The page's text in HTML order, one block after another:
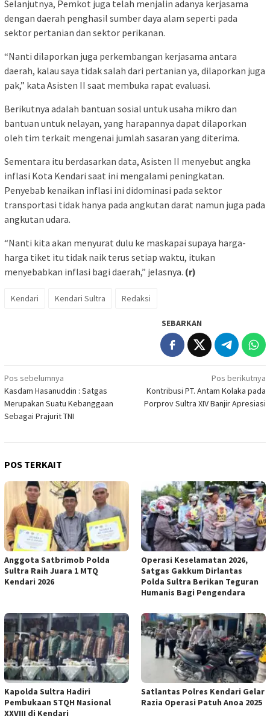
Selanjutnya, Pemkot juga telah menjalin adanya kerjasama
dengan daerah penghasil sumber daya alam seperti pada
sektor pertanian dan sektor perikanan.
“Nanti dilaporkan juga perkembangan kerjasama antara
daerah, kalau saya tidak salah dari pertanian ya, dilaporkan juga
pak,” kata Asisten II saat membuka rapat evaluasi.
Berikutnya adalah bantuan sosial untuk usaha mikro dan
bantuan untuk nelayan, yang harapannya dapat dilaporkan
oleh tim terkait mengenai jumlah sasaran yang diterima.
Sementara itu berdasarkan data, Asisten II menyebut angka
inflasi Kota Kendari saat ini mengalami peningkatan.
Penyebab kenaikan inflasi ini didominasi pada sektor
transportasi tidak hanya pada angkutan darat namun juga pada
angkutan udara.
“Nanti kita akan menyurat dulu ke maskapai supaya harga-
harga tiket itu tidak naik terus setiap waktu, itukan
menyebabkan inflasi bagi daerah,” jelasnya. (r)
Kendari Kendari Sultra Redaksi
SEBARKAN
Navigasi
pos
Pos sebelumnya
Kasdam Hasanuddin : Satgas
Merupakan Suatu Kebanggaan
Sebagai Prajurit TNI
Pos berikutnya
Kontribusi PT. Antam Kolaka pada
Porprov Sultra XIV Banjir Apresiasi
POS TERKAIT
Anggota Satbrimob Polda
Sultra Raih Juara 1 MTQ
Kendari 2026
Operasi Keselamatan 2026,
Satgas Gakkum Dirlantas
Polda Sultra Berikan Teguran
Humanis Bagi Pengendara
Kapolda Sultra Hadiri
Pembukaan STQH Nasional
XXVIII di Kendari
Satlantas Polres Kendari Gelar
Razia Operasi Patuh Anoa 2025